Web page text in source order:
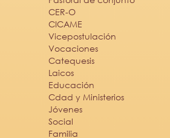
CER-O
CICAME
Vicepostulación
Vocaciones
Catequesis
Laicos
Educación
Cdad y Ministerios
Jóvenes
Social
Familia